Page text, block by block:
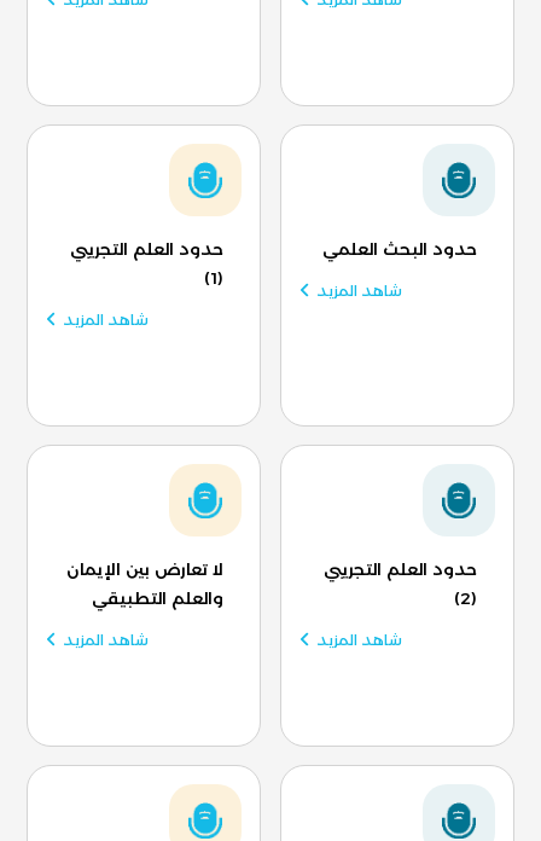
حدود البحث العلمي
شاهد المزيد
حدود العلم التجريبي
(1)
شاهد المزيد
حدود العلم التجريبي
(2)
شاهد المزيد
لا تعارض بين الإيمان
والعلم التطبيقي
شاهد المزيد